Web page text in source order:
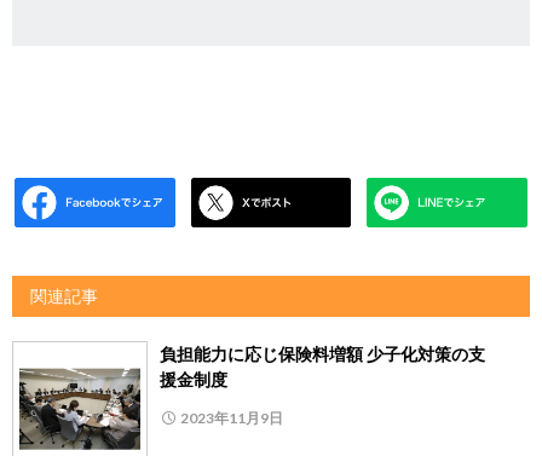
関連記事
負担能力に応じ保険料増額 少子化対策の支
援金制度
2023年11月9日